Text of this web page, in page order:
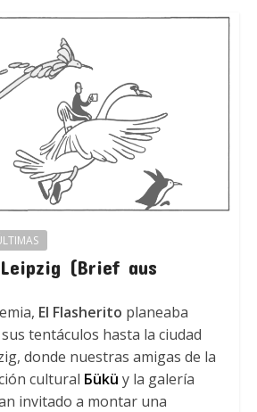
(Brief aus
El Flasherito planeaba
tentáculos hasta la ciudad
donde nuestras amigas de la
cultural Бükü y la galería
invitado a montar una